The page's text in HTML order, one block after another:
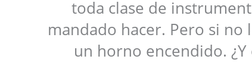
toda clase de
mandado hacer. Pero si
un horno encendido.